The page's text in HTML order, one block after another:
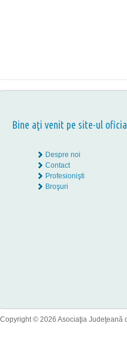
Bine aţi venit pe site-ul
Despre noi
Contact
Profesionişti
Broşuri
Copyright © 2026 Asociaţia Judeţeană